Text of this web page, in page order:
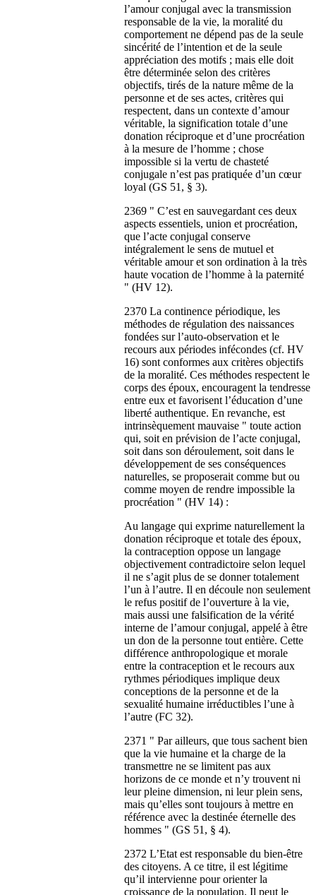
l’amour conjugal avec la transmission
responsable de la vie, la moralité du
comportement ne dépend pas de la seule
sincérité de l’intention et de la seule
appréciation des motifs ; mais elle doit
être déterminée selon des critères
objectifs, tirés de la nature même de la
personne et de ses actes, critères qui
respectent, dans un contexte d’amour
véritable, la signification totale d’une
donation réciproque et d’une procréation
à la mesure de l’homme ; chose
impossible si la vertu de chasteté
conjugale n’est pas pratiquée d’un cœur
loyal (GS 51, § 3).
2369 " C’est en sauvegardant ces deux
aspects essentiels, union et procréation,
que l’acte conjugal conserve
intégralement le sens de mutuel et
véritable amour et son ordination à la très
haute vocation de l’homme à la paternité
" (HV 12).
2370 La continence périodique, les
méthodes de régulation des naissances
fondées sur l’auto-observation et le
recours aux périodes infécondes (cf. HV
16) sont conformes aux critères objectifs
de la moralité. Ces méthodes respectent le
corps des époux, encouragent la tendresse
entre eux et favorisent l’éducation d’une
liberté authentique. En revanche, est
intrinsèquement mauvaise " toute action
qui, soit en prévision de l’acte conjugal,
soit dans son déroulement, soit dans le
développement de ses conséquences
naturelles, se proposerait comme but ou
comme moyen de rendre impossible la
procréation " (HV 14) :
Au langage qui exprime naturellement la
donation réciproque et totale des époux,
la contraception oppose un langage
objectivement contradictoire selon lequel
il ne s’agit plus de se donner totalement
l’un à l’autre. Il en découle non seulement
le refus positif de l’ouverture à la vie,
mais aussi une falsification de la vérité
interne de l’amour conjugal, appelé à être
un don de la personne tout entière. Cette
différence anthropologique et morale
entre la contraception et le recours aux
rythmes périodiques implique deux
conceptions de la personne et de la
sexualité humaine irréductibles l’une à
l’autre (FC 32).
2371 " Par ailleurs, que tous sachent bien
que la vie humaine et la charge de la
transmettre ne se limitent pas aux
horizons de ce monde et n’y trouvent ni
leur pleine dimension, ni leur plein sens,
mais qu’elles sont toujours à mettre en
référence avec la destinée éternelle des
hommes " (GS 51, § 4).
2372 L’Etat est responsable du bien-être
des citoyens. A ce titre, il est légitime
qu’il intervienne pour orienter la
croissance de la population. Il peut le